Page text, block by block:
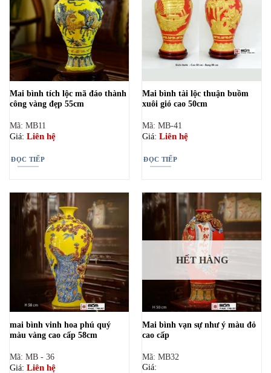
Mai bình tích lộc mã đáo thành
công vàng đẹp 55cm
Mã: MB11
Giá: Liên hệ
ĐỌC TIẾP
Mai bình tài lộc thuận buồm
xuôi gió cao 50cm
Mã: MB-41
Giá: Liên hệ
ĐỌC TIẾP
mai bình vinh hoa phú quý
màu vàng cao cấp 58cm
Mã: MB - 36
Giá: Liên hệ
HẾT HÀNG
Mai bình vạn sự như ý màu đỏ
cao cấp
Mã: MB32
Giá: